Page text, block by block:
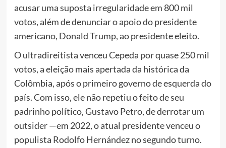
acusar uma suposta irregularidade em 800 mil
votos, além de denunciar o apoio do presidente
americano, Donald Trump, ao presidente eleito.
O ultradireitista venceu Cepeda por quase 250 mil
votos, a eleição mais apertada da histórica da
Colômbia, após o primeiro governo de esquerda do
país. Com isso, ele não repetiu o feito de seu
padrinho político, Gustavo Petro, de derrotar um
outsider —em 2022, o atual presidente venceu o
populista Rodolfo Hernández no segundo turno.